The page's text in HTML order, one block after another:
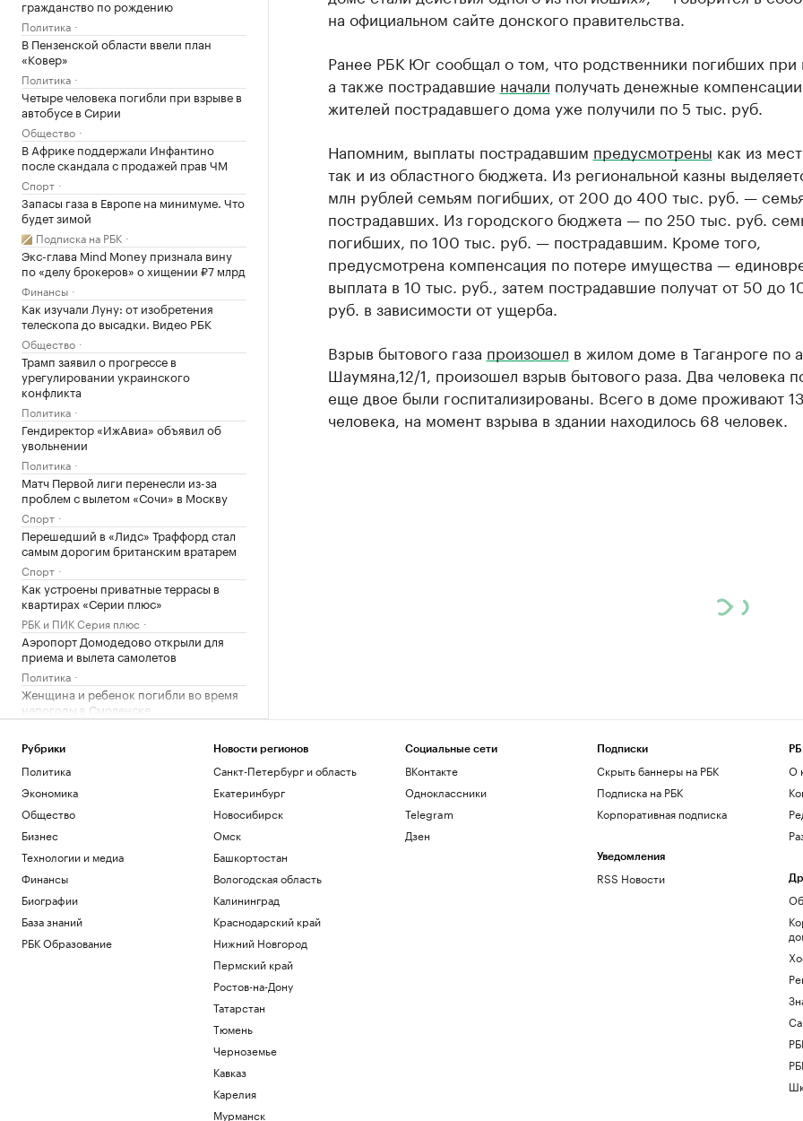
гражданство по рождению
Политика
В Пензенской области ввели план
«Ковер»
Политика
Четыре человека погибли при взрыве в
автобусе в Сирии
Общество
В Африке поддержали Инфантино
после скандала с продажей прав ЧМ
Спорт
Запасы газа в Европе на минимуме. Что
будет зимой
Подписка на РБК
Экс-глава Mind Money признала вину
по «делу брокеров» о хищении ₽7 млрд
Финансы
Как изучали Луну: от изобретения
телескопа до высадки. Видео РБК
Общество
Трамп заявил о прогрессе в
урегулировании украинского
конфликта
Политика
Гендиректор «ИжАвиа» объявил об
увольнении
Политика
Матч Первой лиги перенесли из-за
проблем с вылетом «Сочи» в Москву
Спорт
Перешедший в «Лидс» Траффорд стал
самым дорогим британским вратарем
Спорт
Как устроены приватные террасы в
квартирах «Серии плюс»
РБК и ПИК Серия плюс
Аэропорт Домодедово открыли для
приема и вылета самолетов
Политика
Женщина и ребенок погибли во время
непогоды в Смоленске
Арест запросили обвиняемой по делу о
Общество
Иран сообщил об «операции против
целей врага» в Ормузском проливе
Политика
Шнайдер обыграла Калинскую и вышла
в четвертый круг турнира в Торонто
Спорт
В горах Казахстана эвакуировали еще
одного туриста из России
Общество
на официальном сайте донского правительства.
Ранее РБК Юг сообщал о том, что родственники погибших при
а также пострадавшие начали получать денежные
жителей пострадавшего дома уже получили по 5 тыс. руб.
Напомним, выплаты пострадавшим предусмотрены как из
так и из областного бюджета. Из региональной казны
млн рублей семьям погибших, от 200 до 400 тыс. руб. —
пострадавших. Из городского бюджета — по 250 тыс. руб.
погибших, по 100 тыс. руб. — пострадавшим. Кроме того,
предусмотрена компенсация по потере имущества —
выплата в 10 тыс. руб., затем пострадавшие получат от 50 до
руб. в зависимости от ущерба.
Взрыв бытового газа произошел в жилом доме в Таганроге по
Шаумяна,12/1, произошел взрыв бытового раза. Два человека
еще двое были госпитализированы. Всего в доме проживают
человека, на момент взрыва в здании находилось 68 человек.
Рубрики
Политика
Экономика
Общество
Бизнес
Технологии и медиа
Финансы
Биографии
База знаний
РБК Образование
Новости регионов
Санкт-Петербург и область
Екатеринбург
Новосибирск
Омск
Башкортостан
Вологодская область
Калининград
Краснодарский край
Нижний Новгород
Пермский край
Ростов-на-Дону
Татарстан
Тюмень
Черноземье
Кавказ
Карелия
Мурманск
Социальные сети
ВКонтакте
Одноклассники
Telegram
Дзен
Подписки
Скрыть баннеры на РБК
Подписка на РБК
Корпоративная подписка
Уведомления
RSS Новости
О